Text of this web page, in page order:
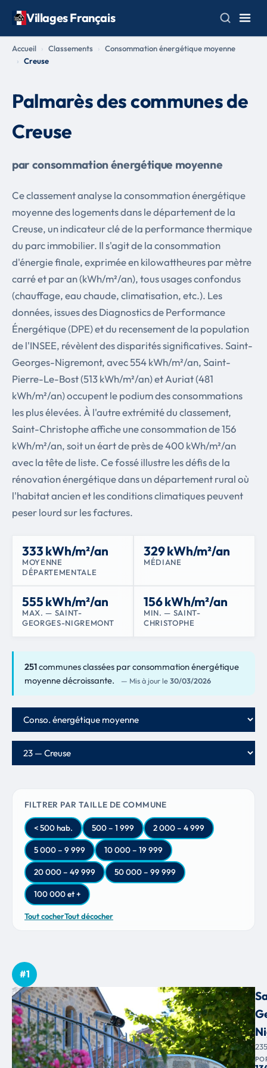
Villages Français
Accueil Classements
Consommation énergétique moyenne
Creuse
Palmarès des communes de
Creuse
par consommation énergétique moyenne
Ce classement analyse la consommation énergétique
moyenne des logements dans le département de la
Creuse, un indicateur clé de la performance thermique
du parc immobilier. Il s'agit de la consommation
d'énergie finale, exprimée en kilowattheures par mètre
carré et par an (kWh/m²/an), tous usages confondus
(chauffage, eau chaude, climatisation, etc.). Les
données, issues des Diagnostics de Performance
Énergétique (DPE) et du recensement de la population
de l'INSEE, révèlent des disparités significatives. Saint-
Georges-Nigremont, avec 554 kWh/m²/an, Saint-
Pierre-Le-Bost (513 kWh/m²/an) et Auriat (481
kWh/m²/an) occupent le podium des consommations
les plus élevées. À l'autre extrémité du classement,
Saint-Christophe affiche une consommation de 156
kWh/m²/an, soit un éart de près de 400 kWh/m²/an
avec la tête de liste. Ce fossé illustre les défis de la
rénovation énergétique dans un département rural où
l'habitat ancien et les conditions climatiques peuvent
peser lourd sur les factures.
333 kWh/m²/an
MOYENNE
DÉPARTEMENTALE
329 kWh/m²/an
MÉDIANE
555 kWh/m²/an
MAX. — SAINT-
GEORGES-NIGREMONT
156 kWh/m²/an
MIN. — SAINT-
CHRISTOPHE
251communes classées par consommation énergétique
moyenne décroissante.
— Mis à jour le 30/03/2026
Critère de classement
Département
FILTRER PAR TAILLE DE COMMUNE
< 500 hab. 500 – 1 999 2 000 – 4 999
5 000 – 9 999 10 000 – 19 999
20 000 – 49 999 50 000 – 99 999
100 000 et +
Tout cocherTout décocher
#1